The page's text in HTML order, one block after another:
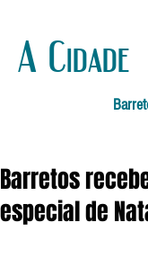
A Cidade
Barretos
especial de